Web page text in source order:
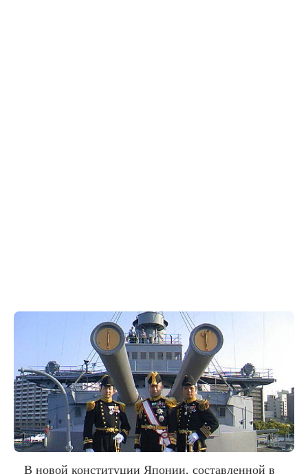
В новой конституции Японии, составленной в